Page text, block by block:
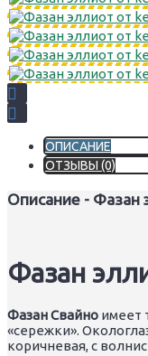
ОПИСАНИЕ
ОТЗЫВЫ (0)
Описание - Фазан
Фазан
Фазан Свайно имеет
«сережки».
коричневая, с